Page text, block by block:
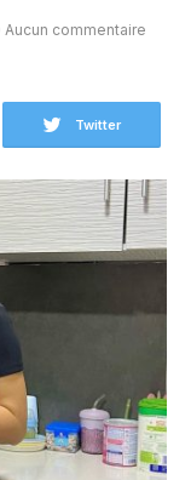
Aucun commentaire
Twitter